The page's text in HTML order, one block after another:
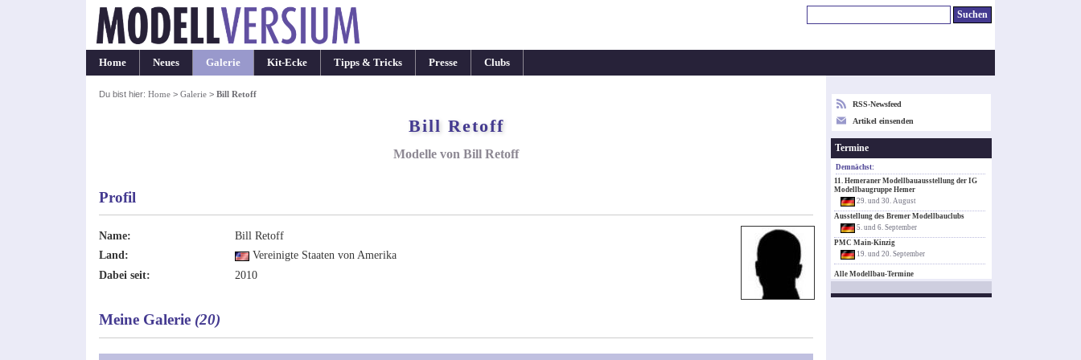
Home Neues Galerie Kit-Ecke Tipps & Tricks Presse Clubs
Du bist hier: Home> Galerie> Bill Retoff
Bill Retoff
Modelle von Bill Retoff
Profil
Name:
Bill Retoff
Land:
Vereinigte Staaten von Amerika
Dabei seit:
2010
Meine Galerie (20)
RSS-Newsfeed
Artikel einsenden
Termine
Demnächst:
11. Hemeraner Modellbauausstellung der IG
Modellbaugruppe Hemer
29. und 30. August
Ausstellung des Bremer Modellbauclubs
5. und 6. September
PMC Main-Kinzig
19. und 20. September
Alle Modellbau-Termine